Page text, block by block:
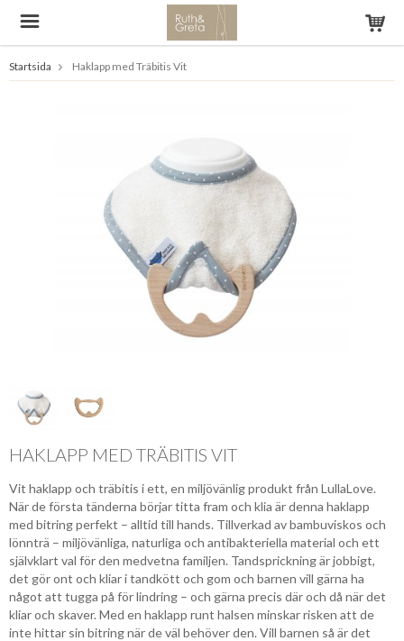
Startsida Haklapp med Träbitis Vit
HAKLAPP MED TRÄBITIS VIT
Vit haklapp och träbitis i ett, en miljövänlig produkt från LullaLove.
När de första tänderna börjar titta fram och klia är denna haklapp
med bitring perfekt – alltid till hands. Tillverkad av bambuviskos och
lönnträ – miljövänliga, naturliga och antibakteriella material och ett
självklart val för den medvetna familjen. Tandsprickning är jobbigt,
det gör ont och kliar i tandkött och gom och barnen vill gärna ha
något att tugga på för lindring – och gärna precis där och då när det
kliar och skaver. Med en haklapp runt halsen minskar risken att de
inte hittar sin bitring när de väl behöver den. Vill barnen så är det